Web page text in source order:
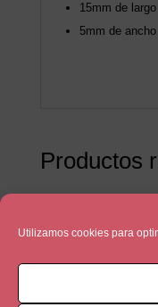
Utilizamos cookies para
15mm de largo
5mm de ancho
Productos